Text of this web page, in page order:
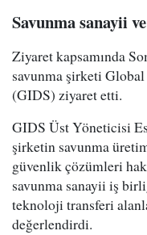
Savunma sanayii
Ziyaret kapsamında
savunma şirketi
(GIDS) ziyaret etti.
GIDS Üst Yöneticisi
şirketin savunma
güvenlik çözümleri
savunma sanayii iş
teknoloji transferi
değerlendirdi.